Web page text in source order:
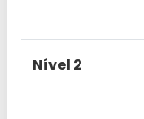
Nível 2